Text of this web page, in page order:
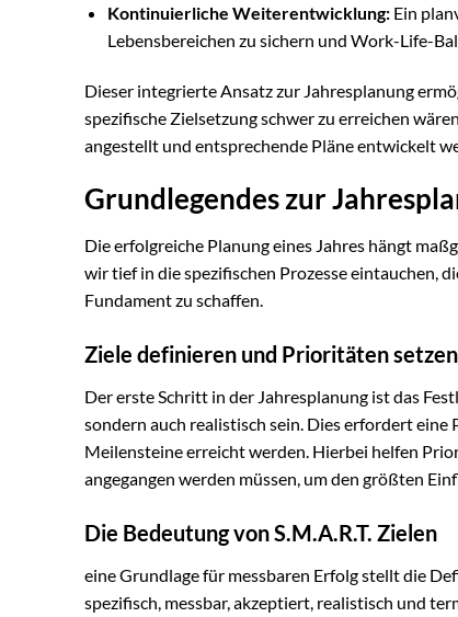
Kontinuierliche Weiterentwicklung:Ein
Lebensbereichen zu sichern und Work-Life-
Dieser integrierte Ansatz zur Jahresplanung
spezifische Zielsetzung schwer zu erreichen
angestellt und entsprechende Pläne entwickelt
Grundlegendes zur
Die erfolgreiche Planung eines Jahres hängt
wir tief in die spezifischen Prozesse eintauchen,
Fundament zu schaffen.
Ziele definieren und Prioritäten setzen
Der erste Schritt in der Jahresplanung ist das
sondern auch realistisch sein. Dies erfordert
Meilensteine erreicht werden. Hierbei helfen
angegangen werden müssen, um den größten
Die Bedeutung von S.M.A.R.T. Zielen
eine Grundlage für messbaren Erfolg stellt die
spezifisch, messbar, akzeptiert, realistisch und